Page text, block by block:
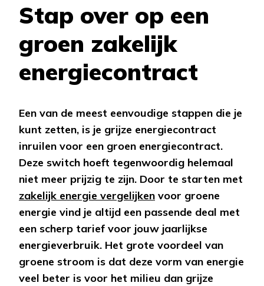
Stap over op een
groen zakelijk
energiecontract
Een van de meest eenvoudige stappen die je
kunt zetten, is je grijze energiecontract
inruilen voor een groen energiecontract.
Deze switch hoeft tegenwoordig helemaal
niet meer prijzig te zijn. Door te starten met
zakelijk energie vergelijken voor groene
energie vind je altijd een passende deal met
een scherp tarief voor jouw jaarlijkse
energieverbruik. Het grote voordeel van
groene stroom is dat deze vorm van energie
veel beter is voor het milieu dan grijze